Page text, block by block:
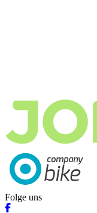
Folge uns